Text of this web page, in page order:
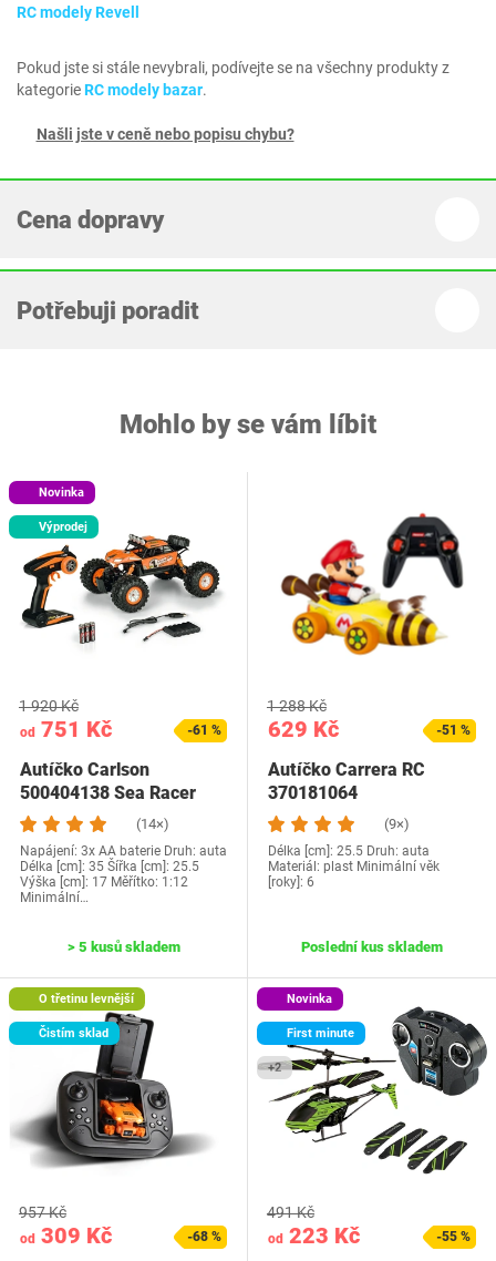
RC modely Revell
Pokud jste si stále nevybrali, podívejte se na všechny produkty z
kategorieRC modely bazar.
Našli jste v ceně nebo popisu chybu?
Cena dopravy
Potřebuji poradit
Mohlo by se vám líbit
Novinka
Výprodej
od 751 Kč
1 920 Kč
-61 %
Autíčko Carlson
500404138 Sea Racer
(14×)
Napájení: 3x AA baterie Druh: auta
Délka [cm]: 35 Šířka [cm]: 25.5
Výška [cm]: 17 Měřítko: 1:12
Minimální…
> 5 kusů skladem
629 Kč
1 288 Kč
-51 %
Autíčko Carrera RC
370181064
(9×)
Délka [cm]: 25.5 Druh: auta
Materiál: plast Minimální věk
[roky]: 6
Poslední kus skladem
O třetinu levnější
Čistím sklad
od 309 Kč
957 Kč
-68 %
Novinka
First minute
+2
od 223 Kč
491 Kč
-55 %